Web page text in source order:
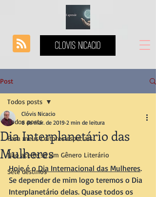
Post
Todos posts
Para meus Leitores especiais
Não aceite só um Gênero Literário
Sete destinos
Todos posts
Dia Interplanetário das
Mulheres
Clóvis Nicacio
8 de mar. de 2019 2 min de leitura
Hoje é o Dia Internacional das Mulheres.
Se depender de mim logo teremos o Dia
Interplanetário delas. Quase todos os